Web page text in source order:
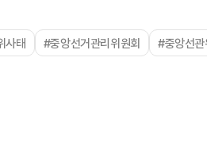
사태 #중앙선거관리위원회 #중앙선